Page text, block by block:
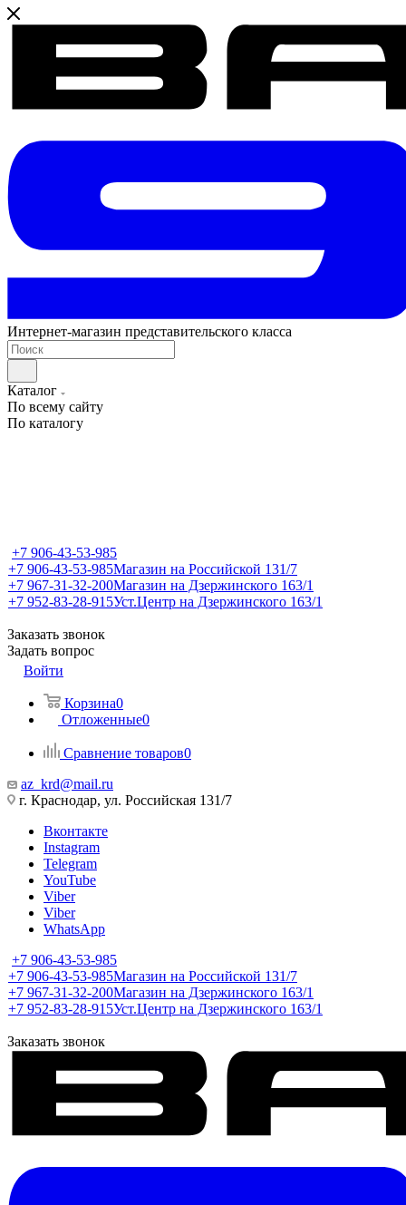
Интернет-магазин представительского класса
Каталог
По всему сайту
По каталогу
+7 906-43-53-985
+7 906-43-53-985Магазин на Российской 131/7
+7 967-31-32-200Магазин на Дзержинского 163/1
+7 952-83-28-915Уст.Центр на Дзержинского 163/1
Заказать звонок
Задать вопрос
Войти
Корзина0
Отложенные0
Сравнение товаров0
az_krd@mail.ru
г. Краснодар, ул. Российская 131/7
Вконтакте
Instagram
Telegram
YouTube
Viber
Viber
WhatsApp
+7 906-43-53-985
+7 906-43-53-985Магазин на Российской 131/7
+7 967-31-32-200Магазин на Дзержинского 163/1
+7 952-83-28-915Уст.Центр на Дзержинского 163/1
Заказать звонок